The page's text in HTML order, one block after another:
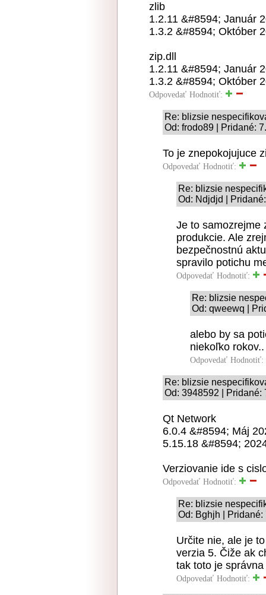
zlib
1.2.11 &#8594; Január
1.3.2 &#8594; Október
zip.dll
1.2.11 &#8594; Január
1.3.2 &#8594; Október
Odpovedať Hodnotiť:
Re: blizsie
Od: frodo89 | Pridané:
To je znepokojujuce
Odpovedať Hodnotiť:
Re: blizsie
Od: Ndjdjd |
Je to samozrejme
produkcie. Ale
bezpečnostnú
spravilo potichu
Odpovedať Hodnotiť:
Re: blizsie
Od: qweewq |
alebo by sa
niekoľko rokov..
Odpovedať Hodnotiť:
Re: blizsie
Od: 3948592 | Pridané:
Qt Network
6.0.4 &#8594; Máj
5.15.18 &#8594;
Verziovanie ide s
Odpovedať Hodnotiť:
Re: blizsie
Od: Bghjh | Pridané:
Určite nie, ale je
verzia 5. Čiže ak
tak toto je
Odpovedať Hodnotiť: